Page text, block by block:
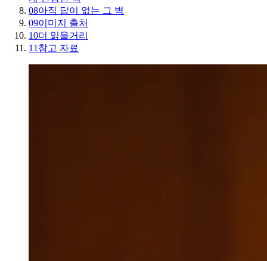
08아직 답이 없는 그 벽
09이미지 출처
10더 읽을거리
11 참고 자료